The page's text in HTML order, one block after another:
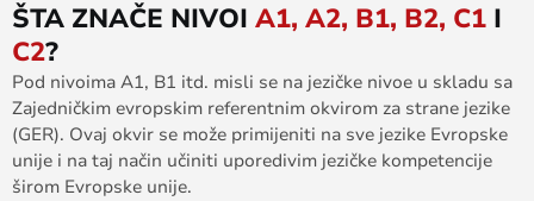
ŠTA ZNAČE NIVOI A1, A2, B1, B2, C1 I
C2?
Pod nivoima A1, B1 itd. misli se na jezičke nivoe u skladu sa
Zajedničkim evropskim referentnim okvirom za strane jezike
(GER). Ovaj okvir se može primijeniti na sve jezike Evropske
unije i na taj način učiniti uporedivim jezičke kompetencije
širom Evropske unije.